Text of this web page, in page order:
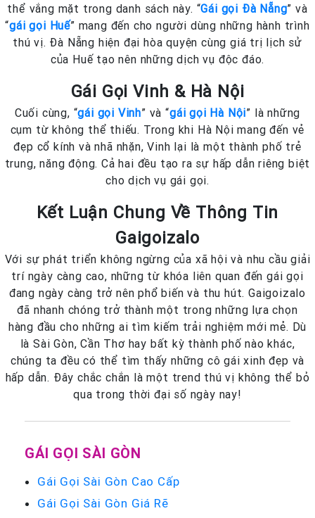
thể vắng mặt trong danh sách này. “Gái gọi Đà Nẵng” và
“gái gọi Huế” mang đến cho người dùng những hành trình
thú vị. Đà Nẵng hiện đại hòa quyện cùng giá trị lịch sử
của Huế tạo nên những dịch vụ độc đáo.
Gái Gọi Vinh & Hà Nội
Cuối cùng, “gái gọi Vinh” và “gái gọi Hà Nội” là những
cụm từ không thể thiếu. Trong khi Hà Nội mang đến vẻ
đẹp cổ kính và nhã nhặn, Vinh lại là một thành phố trẻ
trung, năng động. Cả hai đều tạo ra sự hấp dẫn riêng biệt
cho dịch vụ gái gọi.
Kết Luận Chung Về Thông Tin
Gaigoizalo
Với sự phát triển không ngừng của xã hội và nhu cầu giải
trí ngày càng cao, những từ khóa liên quan đến gái gọi
đang ngày càng trở nên phổ biến và thu hút. Gaigoizalo
đã nhanh chóng trở thành một trong những lựa chọn
hàng đầu cho những ai tìm kiếm trải nghiệm mới mẻ. Dù
là Sài Gòn, Cần Thơ hay bất kỳ thành phố nào khác,
chúng ta đều có thể tìm thấy những cô gái xinh đẹp và
hấp dẫn. Đây chắc chắn là một trend thú vị không thể bỏ
qua trong thời đại số ngày nay!
GÁI GỌI SÀI GÒN
Gái Gọi Sài Gòn Cao Cấp
Gái Gọi Sài Gòn Giá Rẽ